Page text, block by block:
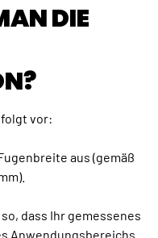
DIE
vor:
aus (gemäß
dass Ihr gemessenes
Anwendungsbereichs